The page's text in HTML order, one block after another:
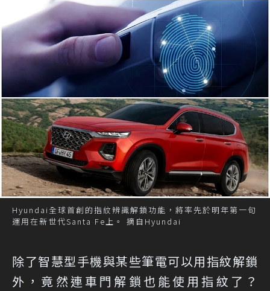
Hyundai全球首創的指紋辨識解鎖功能，將率先於明年第一句
運用在新世代Santa Fe上。 摘自Hyundai
除了智慧型手機與某些筆電可以用指紋解鎖
外，竟然連車門解鎖也能使用指紋了？